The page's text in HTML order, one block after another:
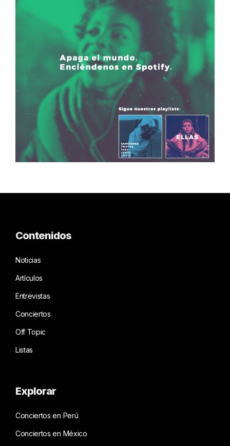
Contenidos
Noticias
Artículos
Entrevistas
Conciertos
Off Topic
Listas
Explorar
Conciertos en Perú
Conciertos en México